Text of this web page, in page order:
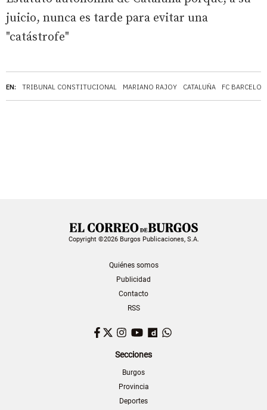
EN: TRIBUNAL CONSTITUCIONAL MARIANO RAJOY CATALUÑA FC
juicio, nunca es tarde para evitar una
"catástrofe"
Copyright ©2026 Burgos Publicaciones, S.A.
Quiénes somos
Publicidad
Contacto
RSS
Facebook
TwitterInstagram
YouTubeDailymotion
Secciones
Burgos
Provincia
Deportes